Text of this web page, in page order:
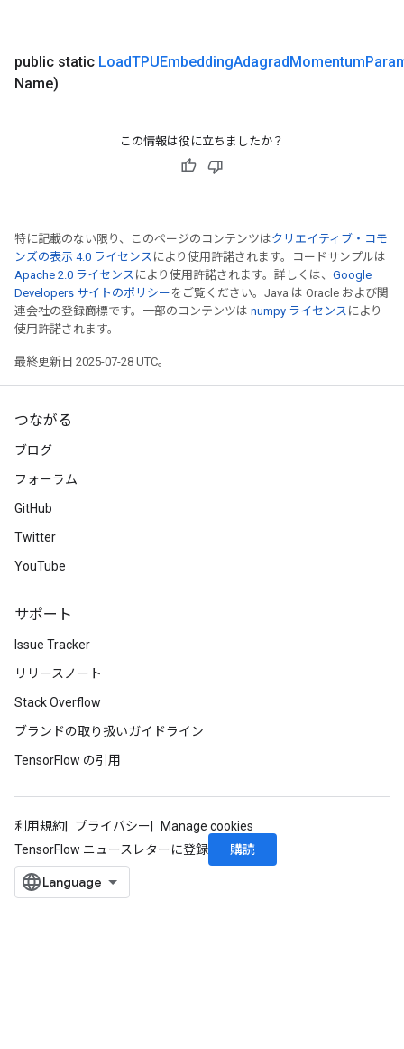
public static LoadTPUEmbeddingAdagradMomentum
Name)
この情報は役に立ちましたか？
特に記載のない限り、このページのコンテンツはクリエイティブ・コモ
ンズの表示 4.0 ライセンス により使用許諾されます。コードサンプルは
Apache 2.0 ライセンス により使用許諾されます。詳しくは、 Google
Developers サイトのポリシー をご覧ください。Java は Oracle および関
連会社の登録商標です。一部のコンテンツは numpy ライセンス により
使用許諾されます。
最終更新日 2025-07-28 UTC。
つながる
ブログ
フォーラム
GitHub
Twitter
YouTube
サポート
Issue Tracker
リリースノート
Stack Overflow
ブランドの取り扱いガイドライン
TensorFlow の引用
利用規約 プライバシー
Manage cookies
TensorFlow ニュースレターに登録
購読